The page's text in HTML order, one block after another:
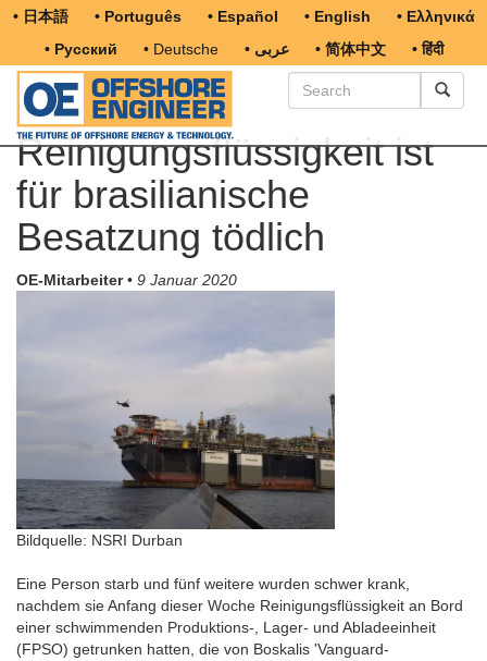
• 日本語 • Português • Español • English
• Ελληνικά
• Русский
• Deutsche • عربى • 简体中文 • हिंदी
Reinigungsflüssigkeit ist
für brasilianische
Besatzung tödlich
OE-Mitarbeiter• 9 Januar 2020
Bildquelle: NSRI Durban
Eine Person starb und fünf weitere wurden schwer krank,
nachdem sie Anfang dieser Woche Reinigungsflüssigkeit an Bord
einer schwimmenden Produktions-, Lager- und Abladeeinheit
(FPSO) getrunken hatten, die von Boskalis 'Vanguard-